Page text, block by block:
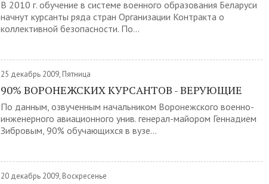
В 2010 г. обучение в системе военного образования Беларуси
начнут курсанты ряда стран Организации Контракта о
коллективной безопасности. По...
25 декабрь 2009, Пятница
90% ВОРОНЕЖСКИХ КУРСАНТОВ - ВЕРУЮЩИЕ
По данным, озвученным начальником Воронежского военно-
инженерного авиационного унив. генерал-майором Геннадием
Зибровым, 90% обучающихся в вузе...
20 декабрь 2009, Воскресенье